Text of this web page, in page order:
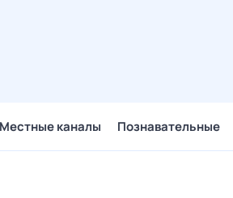
Местные каналы Познавательные